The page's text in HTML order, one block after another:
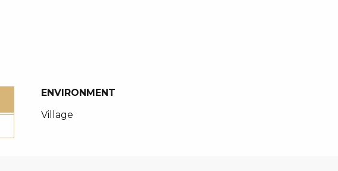
ENVIRONMENT
ENVIRONMENT
Village